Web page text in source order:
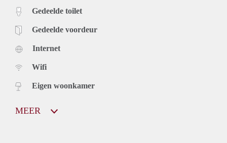
Gedeelde toilet
Gedeelde voordeur
Internet
Wifi
Eigen woonkamer
MEER